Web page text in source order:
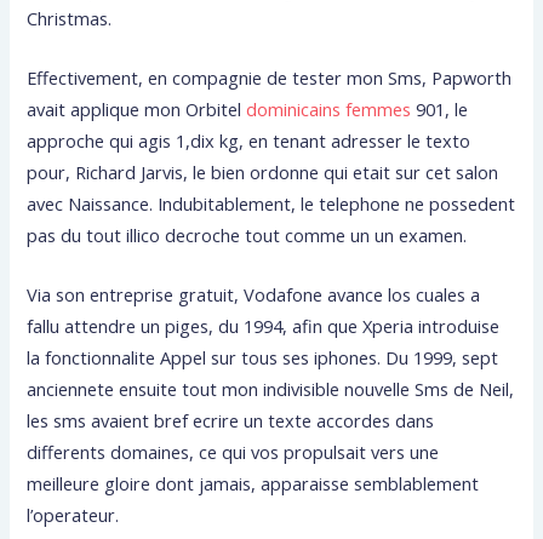
Christmas.
Effectivement, en compagnie de tester mon Sms, Papworth
avait applique mon Orbiteldominicains femmes 901, le
approche qui agis 1,dix kg, en tenant adresser le texto
pour, Richard Jarvis, le bien ordonne qui etait sur cet salon
avec Naissance. Indubitablement, le telephone ne possedent
pas du tout illico decroche tout comme un un examen.
Via son entreprise gratuit, Vodafone avance los cuales a
fallu attendre un piges, du 1994, afin que Xperia introduise
la fonctionnalite Appel sur tous ses iphones. Du 1999, sept
anciennete ensuite tout mon indivisible nouvelle Sms de Neil,
les sms avaient bref ecrire un texte accordes dans
differents domaines, ce qui vos propulsait vers une
meilleure gloire dont jamais, apparaisse semblablement
l’operateur.